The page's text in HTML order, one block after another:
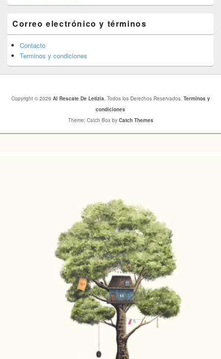
Correo electrónico y términos
Contacto
Terminos y condiciones
Copyright © 2026 Al Rescate De Letizia . Todos los Derechos Reservados. Terminos y
condiciones
Theme: Catch Box by Catch Themes